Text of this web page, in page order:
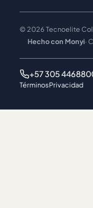
© 2026 Tecnoelite
Hecho con Monyi·
+57 305
TérminosPrivacidad